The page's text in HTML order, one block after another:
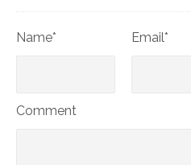
Name* Email*
Comment